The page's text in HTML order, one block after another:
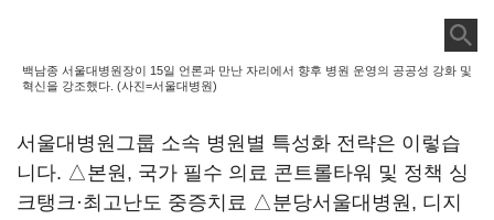
백남종 서울대병원장이 15일 언론과 만난 자리에서 향후 병원 운영의 공공성 강화 및
혁신을 강조했다. (사진=서울대병원)
서울대병원그룹 소속 병원별 특성화 전략은 이렇습
니다. △본원, 국가 필수 의료 콘트롤타워 및 정책 싱
크탱크·최고난도 중증치료 △분당서울대병원, 디지